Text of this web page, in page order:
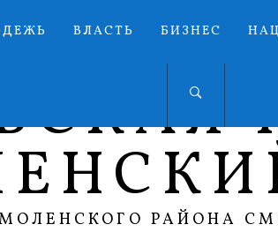
ВЛАСТЬ БИЗНЕС
РАЙОНА